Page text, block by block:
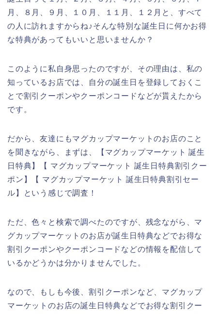
月、８月、９月、１０月、１１月、１２月と、すべて
の人に訪れますからね♪そんな特別な誕生日に何かお得
な特典があってもいいと思いませんか？
このように私自身思ったのですが、その理由は、私の
知っているお店では、自分の誕生日を登録しておくこ
とで割引クーポンやクーポンコードなどが貰えたから
です。
だから、友達にもマグカップマーケットのお店のこと
を聞きながら、まずは、【マグカップマーケット 誕生
日特典】【 マグカップマーケット 誕生日特典割引クー
ポン】【 マグカップマーケット 誕生日特典割引セー
ル】という感じで調査！
ただ、色々と検索で調べたのですが、残念ながら、マ
グカップマーケットのお店が誕生日特典などでお得な
割引クーポンやクーポンコードなどの情報を配信して
いるかどうかは分かりませんでした。
なので、もしも今後、割引クーポンなど、マグカップ
マーケットのお店の誕生日特典などでお得な割引クー